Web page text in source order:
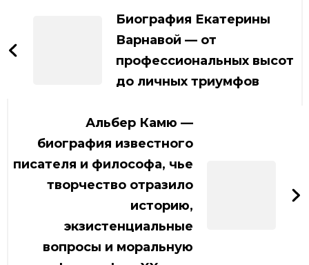
записям
Биография Екатерины
Варнавой — от
профессиональных высот
до личных триумфов
Альбер Камю —
биография известного
писателя и философа, чье
творчество отразило
историю,
экзистенциальные
вопросы и моральную